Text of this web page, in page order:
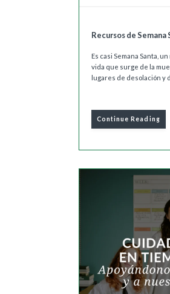
Recursos de
Es casi Semana Santa,
vida que surge de la
lugares de desolación y
Continue Reading